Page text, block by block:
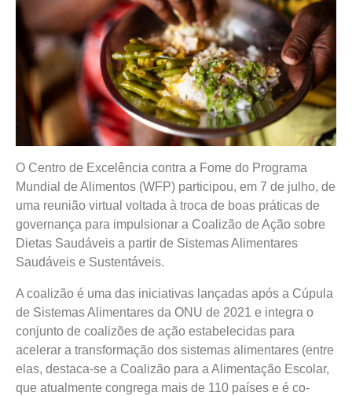
O Centro de Excelência contra a Fome do Programa
Mundial de Alimentos (WFP) participou, em 7 de julho, de
uma reunião virtual voltada à troca de boas práticas de
governança para impulsionar a Coalizão de Ação sobre
Dietas Saudáveis a partir de Sistemas Alimentares
Saudáveis e Sustentáveis.
A coalizão é uma das iniciativas lançadas após a Cúpula
de Sistemas Alimentares da ONU de 2021 e integra o
conjunto de coalizões de ação estabelecidas para
acelerar a transformação dos sistemas alimentares (entre
elas, destaca-se a Coalizão para a Alimentação Escolar,
que atualmente congrega mais de 110 países e é co-